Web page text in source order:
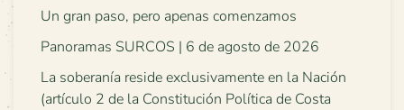
Un gran paso, pero apenas comenzamos
Panoramas SURCOS | 6 de agosto de 2026
La soberanía reside exclusivamente en la Nación
(artículo 2 de la Constitución Política de Costa